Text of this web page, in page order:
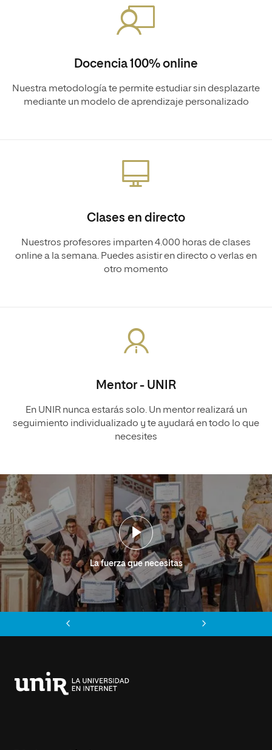
Docencia 100% online
Nuestra metodología te permite estudiar sin desplazarte
mediante un modelo de aprendizaje personalizado
Clases en directo
Nuestros profesores imparten 4.000 horas de clases
online a la semana. Puedes asistir en directo o verlas en
otro momento
Mentor - UNIR
En UNIR nunca estarás solo. Un mentor realizará un
seguimiento individualizado y te ayudará en todo lo que
necesites
La fuerza que necesitas